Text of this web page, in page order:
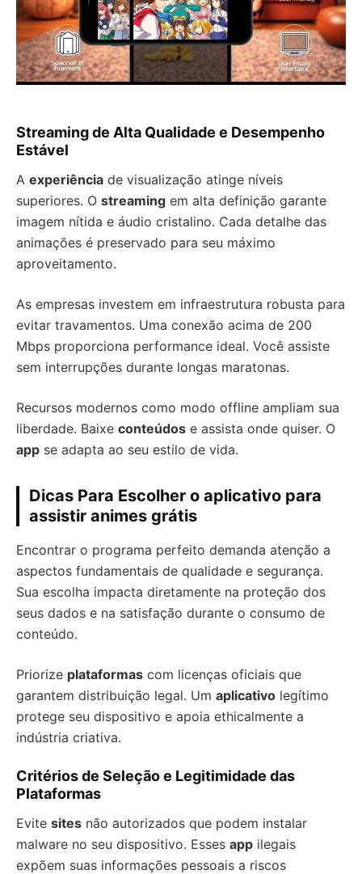
Streaming de Alta Qualidade e Desempenho
Estável
A experiência de visualização atinge níveis
superiores. O streaming em alta definição garante
imagem nítida e áudio cristalino. Cada detalhe das
animações é preservado para seu máximo
aproveitamento.
As empresas investem em infraestrutura robusta para
evitar travamentos. Uma conexão acima de 200
Mbps proporciona performance ideal. Você assiste
sem interrupções durante longas maratonas.
Recursos modernos como modo offline ampliam sua
liberdade. Baixe conteúdos e assista onde quiser. O
app se adapta ao seu estilo de vida.
Dicas Para Escolher o aplicativo para
assistir animes grátis
Encontrar o programa perfeito demanda atenção a
aspectos fundamentais de qualidade e segurança.
Sua escolha impacta diretamente na proteção dos
seus dados e na satisfação durante o consumo de
conteúdo.
Priorize plataformas com licenças oficiais que
garantem distribuição legal. Um aplicativo legítimo
protege seu dispositivo e apoia ethicalmente a
indústria criativa.
Critérios de Seleção e Legitimidade das
Plataformas
Evite sites não autorizados que podem instalar
malware no seu dispositivo. Esses app ilegais
expõem suas informações pessoais a riscos